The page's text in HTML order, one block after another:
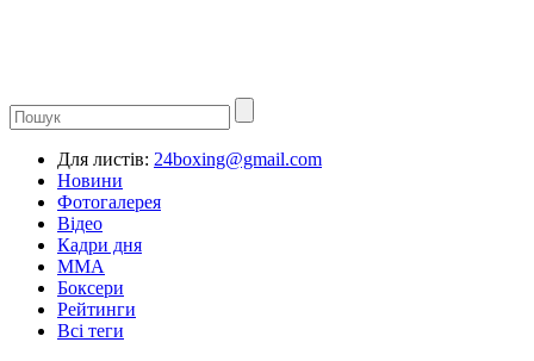
Для листів: 24boxing@gmail.com
Новини
Фотогалерея
Відео
Кадри дня
ММА
Боксери
Рейтинги
Всі теги